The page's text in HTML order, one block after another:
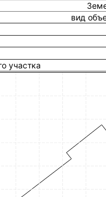
вид
участка